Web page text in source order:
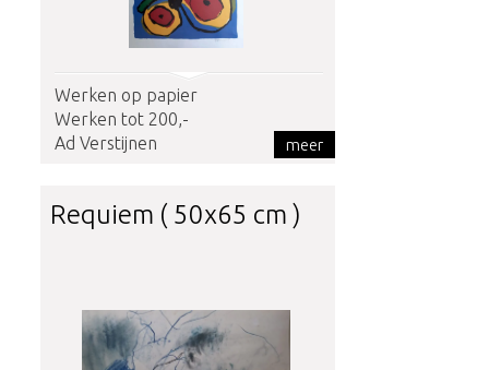
Werken op papier
Werken tot 200,-
Ad Verstijnen
meer
Requiem ( 50x65 cm )